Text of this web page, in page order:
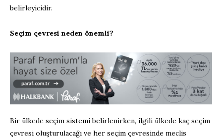
belirleyicidir.
Seçim çevresi neden önemli?
Bir ülkede seçim sistemi belirlenirken, ilgili ülkede kaç seçim
çevresi oluşturulacağı ve her seçim çevresinde meclis